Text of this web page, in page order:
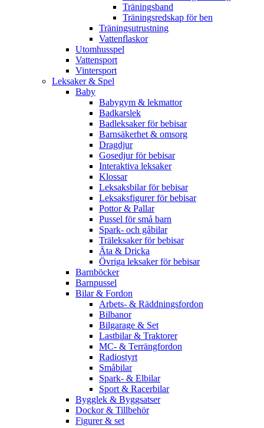
Träningsband
Träningsredskap för ben
Träningsutrustning
Vattenflaskor
Utomhusspel
Vattensport
Vintersport
Leksaker & Spel
Baby
Babygym & lekmattor
Badkarslek
Badleksaker för bebisar
Barnsäkerhet & omsorg
Dragdjur
Gosedjur för bebisar
Interaktiva leksaker
Klossar
Leksaksbilar för bebisar
Leksaksfigurer för bebisar
Pottor & Pallar
Pussel för små barn
Spark- och gåbilar
Träleksaker för bebisar
Äta & Dricka
Övriga leksaker för bebisar
Barnböcker
Barnpussel
Bilar & Fordon
Arbets- & Räddningsfordon
Bilbanor
Bilgarage & Set
Lastbilar & Traktorer
MC- & Terrängfordon
Radiostyrt
Småbilar
Spark- & Elbilar
Sport & Racerbilar
Bygglek & Byggsatser
Dockor & Tillbehör
Figurer & set